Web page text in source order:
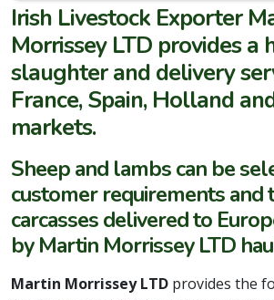
Irish Livestock Exporter
Morrissey LTD provides a
slaughter and delivery
France, Spain, Holland
markets.
Sheep and lambs can be
customer requirements and
carcasses delivered to
by Martin Morrissey LTD
Martin Morrissey LTD provides the